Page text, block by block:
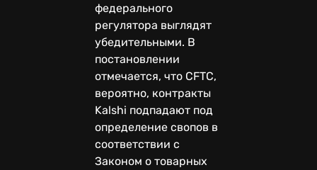
федерального
регулятора выглядят
убедительными. В
постановлении
отмечается, что CFTC,
вероятно, контракты
Kalshi подпадают под
определение свопов в
соответствии с
Законом о товарных